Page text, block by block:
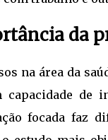
da
na área da
capacidade de
focada faz